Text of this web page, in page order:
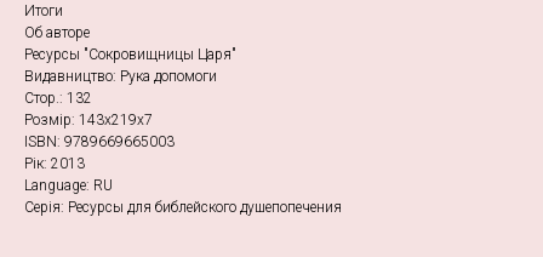
Итоги
Об авторе
Ресурсы "Сокровищницы Царя"
Видавництво: Рука допомоги
Стор.: 132
Розмір: 143х219х7
ISBN: 9789669665003
Рік: 2013
Language: RU
Серія: Ресурсы для библейского душепопечения